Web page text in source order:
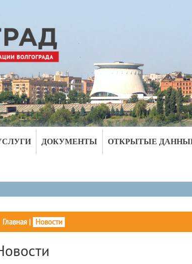
ДОКУМЕНТЫ ОТКРЫТЫЕ
Главная| Новости